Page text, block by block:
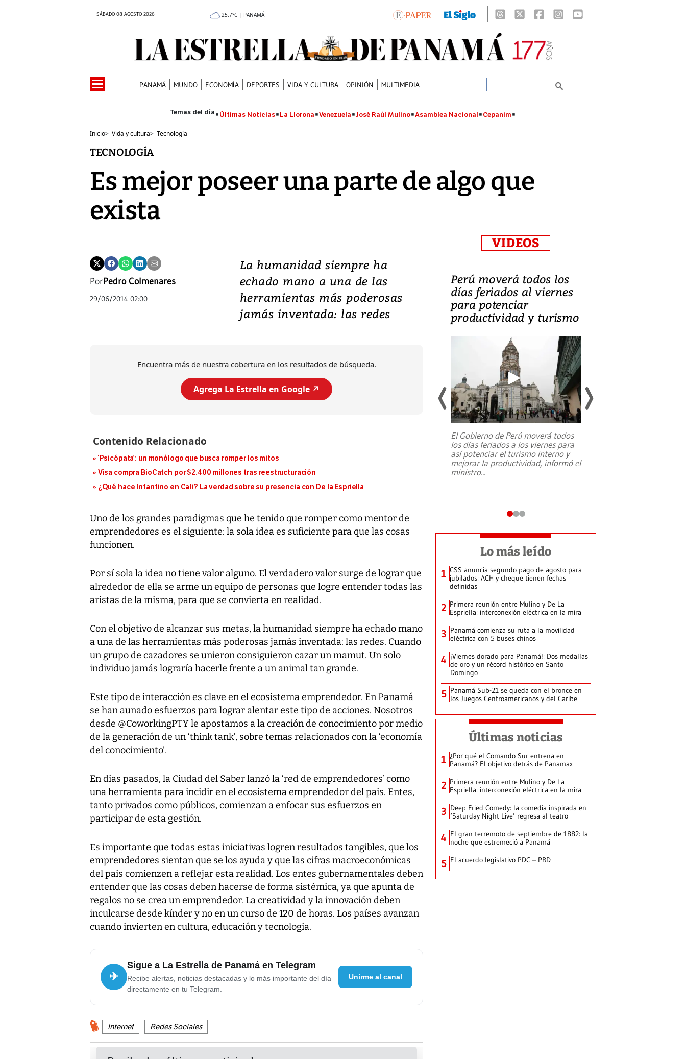
SÁBADO 08 AGOSTO 2026 25.7°C | PANAMÁ
PANAMÁ MUNDO ECONOMÍA DEPORTES VIDA Y CULTURA OPINIÓN MULTIMEDIA
Últimas Noticias La Llorona Venezuela José Raúl Mulino Asamblea Nacional Cepanim
Inicio> Vida y cultura> Tecnología
TECNOLOGÍA
Es mejor poseer una parte de algo que
exista
PorPedro Colmenares
29/06/2014 02:00
La humanidad siempre ha
echado mano a una de las
herramientas más poderosas
jamás inventada: las redes
Encuentra más de nuestra cobertura en los resultados de búsqueda.
Agrega La Estrella en Google ↗️
‘Psicópata’: un monólogo que busca romper los mitos
Visa compra BioCatch por $2.400 millones tras reestructuración
¿Qué hace Infantino en Cali? La verdad sobre su presencia con De la Espriella
Uno de los grandes paradigmas que he tenido que romper como mentor de
emprendedores es el siguiente: la sola idea es suficiente para que las cosas
funcionen.
Por sí sola la idea no tiene valor alguno. El verdadero valor surge de lograr que
alrededor de ella se arme un equipo de personas que logre entender todas las
aristas de la misma, para que se convierta en realidad.
Con el objetivo de alcanzar sus metas, la humanidad siempre ha echado mano
a una de las herramientas más poderosas jamás inventada: las redes. Cuando
un grupo de cazadores se unieron consiguieron cazar un mamut. Un solo
individuo jamás lograría hacerle frente a un animal tan grande.
Este tipo de interacción es clave en el ecosistema emprendedor. En Panamá
se han aunado esfuerzos para lograr alentar este tipo de acciones. Nosotros
desde @CoworkingPTY le apostamos a la creación de conocimiento por medio
de la generación de un ‘think tank’, sobre temas relacionados con la ‘economía
del conocimiento’.
En días pasados, la Ciudad del Saber lanzó la ‘red de emprendedores’ como
una herramienta para incidir en el ecosistema emprendedor del país. Entes,
tanto privados como públicos, comienzan a enfocar sus esfuerzos en
participar de esta gestión.
Es importante que todas estas iniciativas logren resultados tangibles, que los
emprendedores sientan que se los ayuda y que las cifras macroeconómicas
del país comienzen a reflejar esta realidad. Los entes gubernamentales deben
entender que las cosas deben hacerse de forma sistémica, ya que apunta de
regalos no se crea un emprendedor. La creatividad y la innovación deben
inculcarse desde kínder y no en un curso de 120 de horas. Los países avanzan
cuando invierten en cultura, educación y tecnología.
✈
Sigue a La Estrella de Panamá en Telegram
Recibe alertas, noticias destacadas y lo más importante del día
directamente en tu Telegram.
Unirme al canal
Internet Redes Sociales
VIDEOS
Video: Lula lanza su
candidatura con
promesas de inversión
en defensa, educación y
presidente de Brasil, Luiz Inácio Lula
da Silva, oficializó este domingo su
candidatura...
Perú moverá todos los
días feriados al viernes
para potenciar
productividad y turismo
El Gobierno de Perú moverá todos
los días feriados a los viernes para
así potenciar el turismo interno y
mejorar la productividad, informó el
ministro...
Lo más leído
1 CSS anuncia segundo pago de agosto para
jubilados: ACH y cheque tienen fechas
definidas
2 Primera reunión entre Mulino y De La
Espriella: interconexión eléctrica en la mira
3 Panamá comienza su ruta a la movilidad
eléctrica con 5 buses chinos
4 ¡Viernes dorado para Panamá!: Dos medallas
de oro y un récord histórico en Santo
Domingo
5 Panamá Sub-21 se queda con el bronce en
los Juegos Centroamericanos y del Caribe
Últimas noticias
1 ¿Por qué el Comando Sur entrena en
Panamá? El objetivo detrás de Panamax
2 Primera reunión entre Mulino y De La
Espriella: interconexión eléctrica en la mira
3 Deep Fried Comedy: la comedia inspirada en
‘Saturday Night Live’ regresa al teatro
4 El gran terremoto de septiembre de 1882: la
noche que estremeció a Panamá
5 El acuerdo legislativo PDC – PRD